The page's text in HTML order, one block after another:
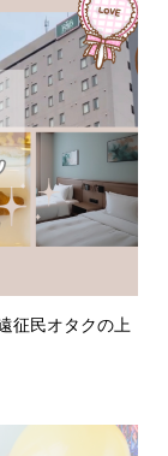
征民オタクの上